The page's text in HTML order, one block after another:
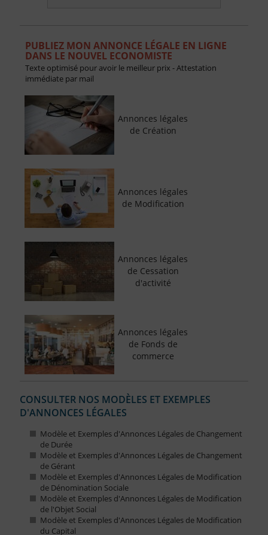
PUBLIEZ MON ANNONCE LÉGALE EN LIGNE
DANS LE NOUVEL ECONOMISTE
Texte optimisé pour avoir le meilleur prix - Attestation
immédiate par mail
Annonces légales
de Création
Annonces légales
de Modification
Annonces légales
de Cessation
d'activité
Annonces légales
de Fonds de
commerce
CONSULTER NOS MODÈLES ET EXEMPLES
D'ANNONCES LÉGALES
Modèle et Exemples d'Annonces Légales de Changement
de Durée
Modèle et Exemples d'Annonces Légales de Changement
de Gérant
Modèle et Exemples d'Annonces Légales de Modification
de Dénomination Sociale
Modèle et Exemples d'Annonces Légales de Modification
de l'Objet Social
Modèle et Exemples d'Annonces Légales de Modification
du Capital